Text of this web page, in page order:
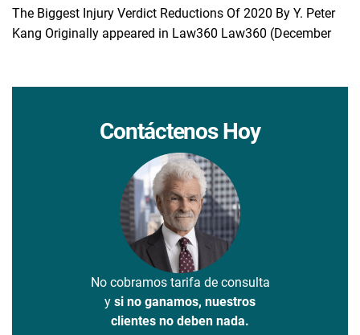
The Biggest Injury Verdict Reductions Of 2020 By Y. Peter
Kang Originally appeared in Law360 Law360 (December
Contáctenos Hoy
No cobramos tarifa de consulta
y si no ganamos, nuestros
clientes no deben nada.